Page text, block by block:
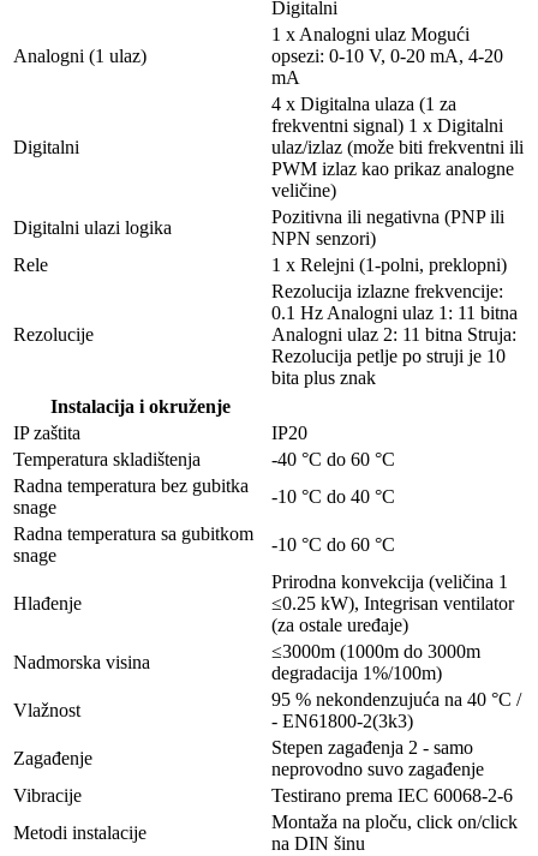
Digitalni
Analogni (1 ulaz)
1 x Analogni ulaz Mogući
opsezi: 0-10 V, 0-20 mA, 4-20
mA
Digitalni
4 x Digitalna ulaza (1 za
frekventni signal) 1 x Digitalni
ulaz/izlaz (može biti frekventni ili
PWM izlaz kao prikaz analogne
veličine)
Digitalni ulazi logika
Pozitivna ili negativna (PNP ili
NPN senzori)
Rele
1 x Relejni (1-polni, preklopni)
Rezolucije
Rezolucija izlazne frekvencije:
0.1 Hz Analogni ulaz 1: 11 bitna
Analogni ulaz 2: 11 bitna Struja:
Rezolucija petlje po struji je 10
bita plus znak
Instalacija i okruženje
IP zaštita
IP20
Temperatura skladištenja
-40 °C do 60 °C
Radna temperatura bez gubitka
snage
-10 °C do 40 °C
Radna temperatura sa gubitkom
snage
-10 °C do 60 °C
Hlađenje
Prirodna konvekcija (veličina 1
≤0.25 kW), Integrisan ventilator
(za ostale uređaje)
Nadmorska visina
≤3000m (1000m do 3000m
degradacija 1%/100m)
Vlažnost
95 % nekondenzujuća na 40 °C /
- EN61800-2(3k3)
Zagađenje
Stepen zagađenja 2 - samo
neprovodno suvo zagađenje
Vibracije
Testirano prema IEC 60068-2-6
Metodi instalacije
Montaža na ploču, click on/click
na DIN šinu